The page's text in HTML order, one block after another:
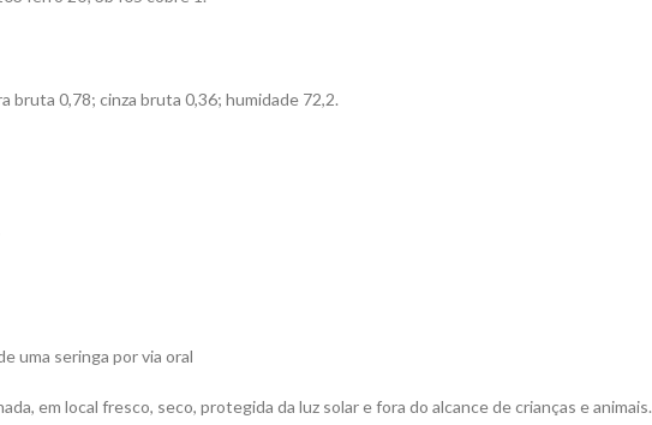
bruta 0,78; cinza bruta 0,36; humidade 72,2.
uma seringa por via oral
em local fresco, seco, protegida da luz solar e fora do alcance de crianças e animais.